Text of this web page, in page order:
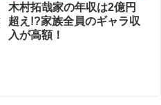
木村拓哉家の年収は2億円
超え!?家族全員のギャラ収
入が高額！